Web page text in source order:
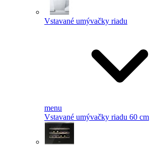
Vstavané umývačky riadu
menu
Vstavané umývačky riadu 60 cm